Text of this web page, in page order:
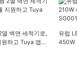
벽면 세척기로,
하고 Tuya 앱을
유럽
450W